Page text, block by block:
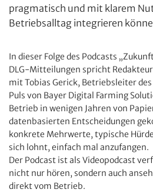
pragmatisch und mit klarem
Betriebsalltag integrieren
In dieser Folge des Podcasts
DLG-Mitteilungen spricht
mit Tobias Gerick, Betriebsleiter
Puls von Bayer Digital Farming
Betrieb in wenigen Jahren von
datenbasierten Entscheidungen
konkrete Mehrwerte, typische
sich lohnt, einfach mal anzufangen.
Der Podcast ist als Videopodcast
nicht nur hören, sondern auch
direkt vom Betrieb.